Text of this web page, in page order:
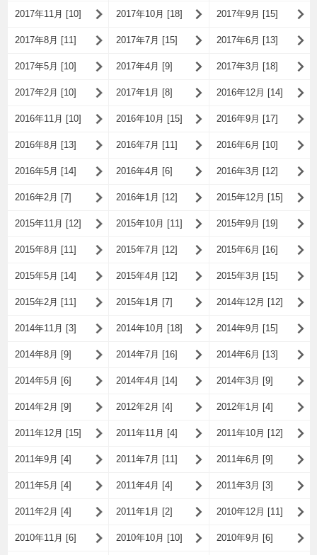
2017年11月 [10] 2017年10月 [18] 2017年9月 [15]
2017年8月 [11] 2017年7月 [15] 2017年6月 [13]
2017年5月 [10] 2017年4月 [9] 2017年3月 [18]
2017年2月 [10] 2017年1月 [8] 2016年12月 [14]
2016年11月 [10] 2016年10月 [15] 2016年9月 [17]
2016年8月 [13] 2016年7月 [11] 2016年6月 [10]
2016年5月 [14] 2016年4月 [6] 2016年3月 [12]
2016年2月 [7] 2016年1月 [12] 2015年12月 [15]
2015年11月 [12] 2015年10月 [11] 2015年9月 [19]
2015年8月 [11] 2015年7月 [12] 2015年6月 [16]
2015年5月 [14] 2015年4月 [12] 2015年3月 [15]
2015年2月 [11] 2015年1月 [7] 2014年12月 [12]
2014年11月 [3] 2014年10月 [18] 2014年9月 [15]
2014年8月 [9] 2014年7月 [16] 2014年6月 [13]
2014年5月 [6] 2014年4月 [14] 2014年3月 [9]
2014年2月 [9] 2012年2月 [4] 2012年1月 [4]
2011年12月 [15] 2011年11月 [4] 2011年10月 [12]
2011年9月 [4] 2011年7月 [11] 2011年6月 [9]
2011年5月 [4] 2011年4月 [4] 2011年3月 [3]
2011年2月 [4] 2011年1月 [2] 2010年12月 [11]
2010年11月 [6] 2010年10月 [10] 2010年9月 [6]